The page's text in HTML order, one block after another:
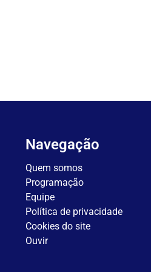
Navegação
Quem somos
Programação
Equipe
Política de privacidade
Cookies do site
Ouvir